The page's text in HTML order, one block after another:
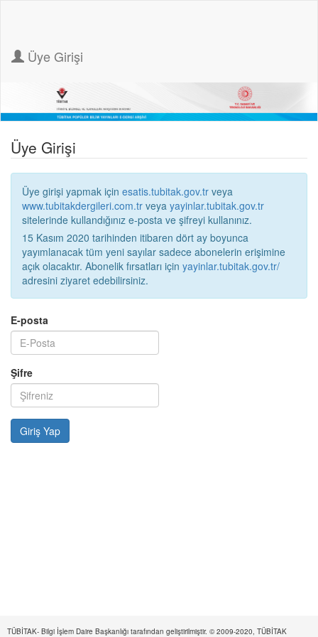
Üye Girişi
Üye Girişi
Üye girişi yapmak için esatis.tubitak.gov.tr veya
www.tubitakdergileri.com.tr veya yayinlar.tubitak.gov.tr
sitelerinde kullandığınız e-posta ve şifreyi kullanınız.
15 Kasım 2020 tarihinden itibaren dört ay boyunca
yayımlanacak tüm yeni sayılar sadece abonelerin erişimine
açık olacaktır. Abonelik fırsatları için yayinlar.tubitak.gov.tr/
adresini ziyaret edebilirsiniz.
E-posta
Şifre
TÜBİTAK- Bilgi İşlem Daire Başkanlığı tarafından geliştirilmiştir. © 2009-2020, TÜBİTAK